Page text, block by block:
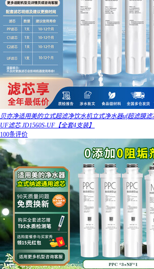
贝亦净适用美的立式超滤净饮水机立式净水器uf超滤膜滤
UF滤芯 JD1560S-UF【全套4支装】
100条评价